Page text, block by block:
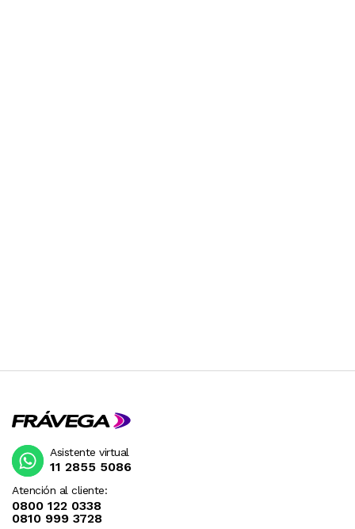
Atención al cliente:
0800 122 0338
0810 999 3728
Asistente virtual
11 2855 5086